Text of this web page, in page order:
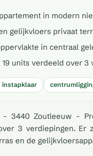
in modern
gelijkvloers privaat
in centraal
units verdeeld over 3
instapklaar
3440 Zoutleeuw -
3 verdiepingen. Er
en de